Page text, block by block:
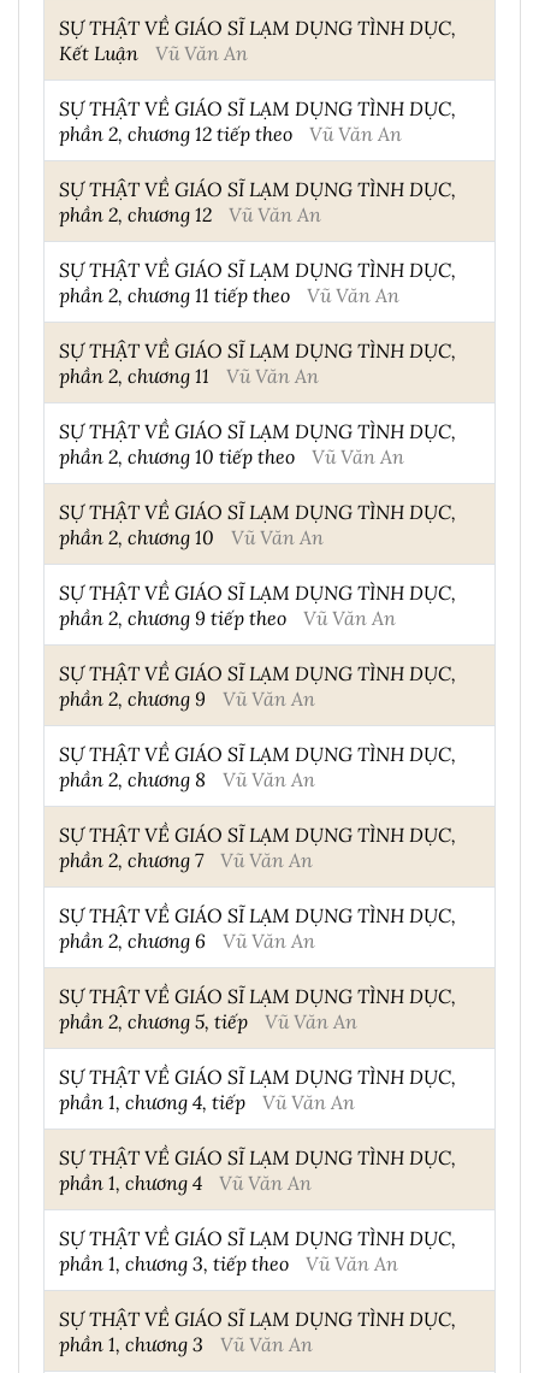
SỰ THẬT VỀ GIÁO SĨ LẠM DỤNG TÌNH DỤC,
Kết Luận
Vũ Văn An
SỰ THẬT VỀ GIÁO SĨ LẠM DỤNG TÌNH DỤC,
phần 2, chương 12 tiếp theo
Vũ Văn An
SỰ THẬT VỀ GIÁO SĨ LẠM DỤNG TÌNH DỤC,
phần 2, chương 12
Vũ Văn An
SỰ THẬT VỀ GIÁO SĨ LẠM DỤNG TÌNH DỤC,
phần 2, chương 11 tiếp theo
Vũ Văn An
SỰ THẬT VỀ GIÁO SĨ LẠM DỤNG TÌNH DỤC,
phần 2, chương 11
Vũ Văn An
SỰ THẬT VỀ GIÁO SĨ LẠM DỤNG TÌNH DỤC,
phần 2, chương 10 tiếp theo
Vũ Văn An
SỰ THẬT VỀ GIÁO SĨ LẠM DỤNG TÌNH DỤC,
phần 2, chương 10
Vũ Văn An
SỰ THẬT VỀ GIÁO SĨ LẠM DỤNG TÌNH DỤC,
phần 2, chương 9 tiếp theo
Vũ Văn An
SỰ THẬT VỀ GIÁO SĨ LẠM DỤNG TÌNH DỤC,
phần 2, chương 9
Vũ Văn An
SỰ THẬT VỀ GIÁO SĨ LẠM DỤNG TÌNH DỤC,
phần 2, chương 8
Vũ Văn An
SỰ THẬT VỀ GIÁO SĨ LẠM DỤNG TÌNH DỤC,
phần 2, chương 7
Vũ Văn An
SỰ THẬT VỀ GIÁO SĨ LẠM DỤNG TÌNH DỤC,
phần 2, chương 6
Vũ Văn An
SỰ THẬT VỀ GIÁO SĨ LẠM DỤNG TÌNH DỤC,
phần 2, chương 5, tiếp
Vũ Văn An
SỰ THẬT VỀ GIÁO SĨ LẠM DỤNG TÌNH DỤC,
phần 1, chương 4, tiếp
Vũ Văn An
SỰ THẬT VỀ GIÁO SĨ LẠM DỤNG TÌNH DỤC,
phần 1, chương 4
Vũ Văn An
SỰ THẬT VỀ GIÁO SĨ LẠM DỤNG TÌNH DỤC,
phần 1, chương 3, tiếp theo
Vũ Văn An
SỰ THẬT VỀ GIÁO SĨ LẠM DỤNG TÌNH DỤC,
phần 1, chương 3
Vũ Văn An